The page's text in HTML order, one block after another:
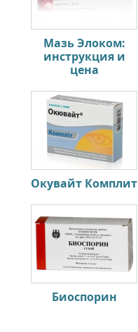
Мазь Элоком:
инструкция и
цена
Окувайт Комплит
Биоспорин